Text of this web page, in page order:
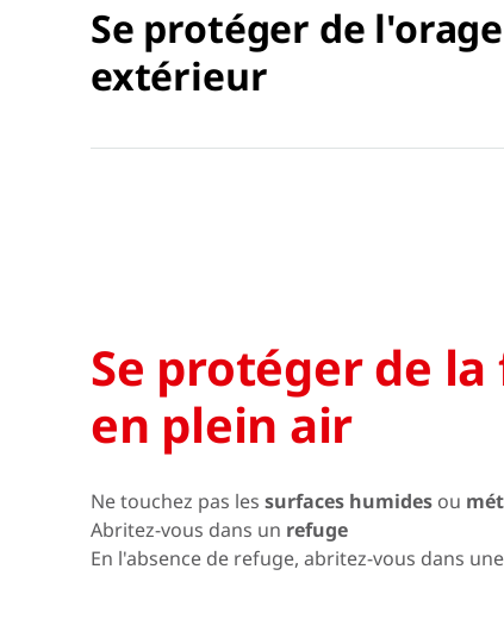
Se protéger de
extérieur
Se protéger de
en plein air
Ne touchez pas les surfaces humides ou
Abritez-vous dans un refuge
En l'absence de refuge, abritez-vous dans